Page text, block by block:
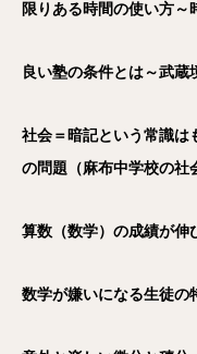
限りある時間の使い方～
良い塾の条件とは～武蔵
社会＝暗記という常識は
の問題（麻布中学校の社
算数（数学）の成績が伸
数学が嫌いになる生徒の